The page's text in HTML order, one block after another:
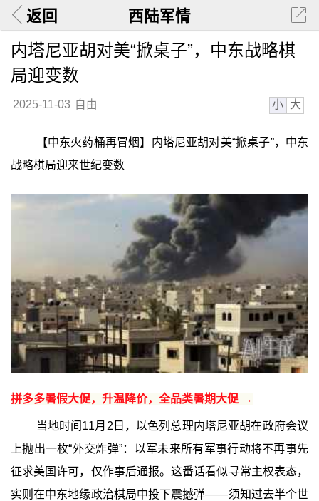
返回 西陆军情
内塔尼亚胡对美“掀桌子”，中东战略棋
局迎变数
2025-11-03 自由 小 大
【中东火药桶再冒烟】内塔尼亚胡对美“掀桌子”，中东
战略棋局迎来世纪变数
拼多多暑假大促，升温降价，全品类暑期大促 →
当地时间11月2日，以色列总理内塔尼亚胡在政府会议
上抛出一枚“外交炸弹”：以军未来所有军事行动将不再事先
征求美国许可，仅作事后通报。这番话看似寻常主权表态，
实则在中东地缘政治棋局中投下震撼弹——须知过去半个世